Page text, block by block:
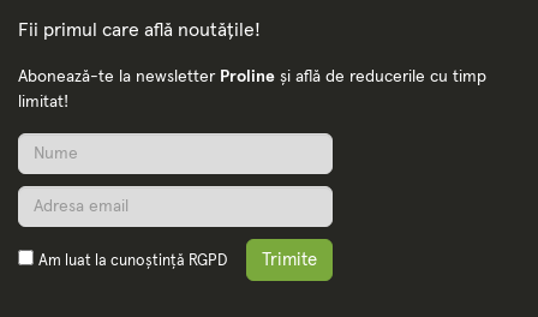
Fii primul care află noutățile!
Abonează-te la newsletter Proline și află de reducerile cu timp
limitat!
Am luat la cunoștință RGPD Trimite